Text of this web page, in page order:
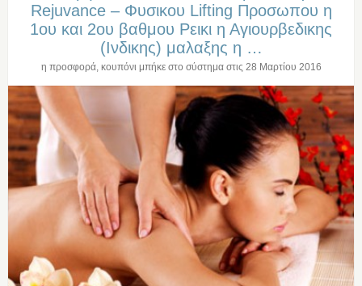
Rejuvance – Φυσικου Lifting Προσωπου η
1ου και 2ου βαθμου Ρεικι η Αγιουρβεδικης
(Ινδικης) μαλαξης η …
η προσφορά, κουπόνι μπήκε στο σύστημα στις 28 Μαρτίου 2016